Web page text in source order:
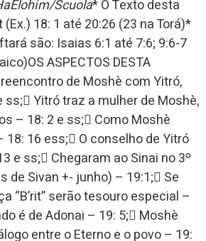
Scuola* O Texto desta
18: 1 até 20:26 (23 na Torá)*
são: Isaias 6:1 até 7:6; 9:6-7
ASPECTOS DESTA
reencontro de Moshè com Yitró,
ss; Yitró traz a mulher de Moshè,
– 18: 2 e ss; Como Moshè
18: 16 ess; O conselho de Yitró
e ss; Chegaram ao Sinai no 3º
de Sivan +- junho) – 19:1; Se
“B’rit” serão tesouro especial –
é de Adonai – 19: 5; Moshè
entre o Eterno e o povo – 19: